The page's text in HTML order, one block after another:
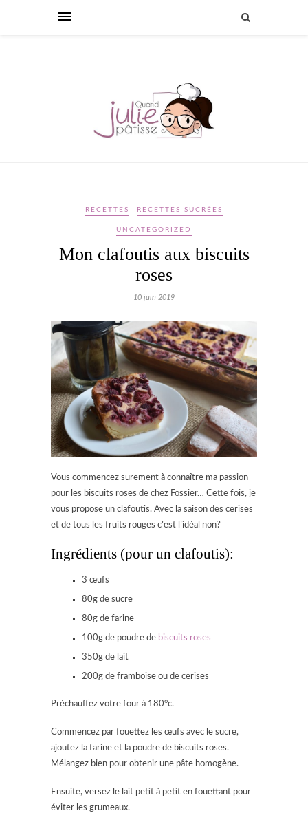
RECETTES RECETTES SUCRÉES
UNCATEGORIZED
Mon clafoutis aux biscuits
roses
10 juin 2019
Vous commencez surement à connaître ma passion
pour les biscuits roses de chez Fossier… Cette fois, je
vous propose un clafoutis. Avec la saison des cerises
et de tous les fruits rouges c’est l’idéal non?
Ingrédients (pour un clafoutis):
3 œufs
80g de sucre
80g de farine
100g de poudre de biscuits roses
350g de lait
200g de framboise ou de cerises
Préchauffez votre four à 180°c.
Commencez par fouettez les œufs avec le sucre,
ajoutez la farine et la poudre de biscuits roses.
Mélangez bien pour obtenir une pâte homogène.
Ensuite, versez le lait petit à petit en fouettant pour
éviter les grumeaux.